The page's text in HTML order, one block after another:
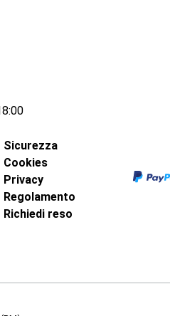
Sicurezza
Cookies
Privacy
Regolamento
Richiedi reso